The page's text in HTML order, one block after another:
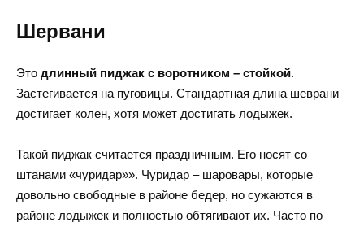
Шервани
Это длинный пиджак с воротником – стойкой.
Застегивается на пуговицы. Стандартная длина шеврани
достигает колен, хотя может достигать лодыжек.
Такой пиджак считается праздничным. Его носят со
штанами «чуридар»». Чуридар – шаровары, которые
довольно свободные в районе бедер, но сужаются в
районе лодыжек и полностью обтягивают их. Часто по